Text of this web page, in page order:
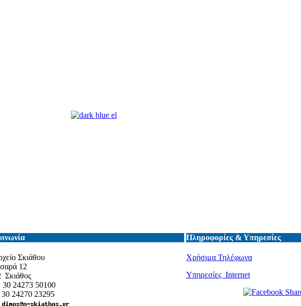
Σκιάθου
12
Σκιάθος
30 24273 50100
24270 23295
Πληροφορίες & Υπηρεσίες
Χρήσιμα Τηλέφωνα
Υπηρεσίες Internet